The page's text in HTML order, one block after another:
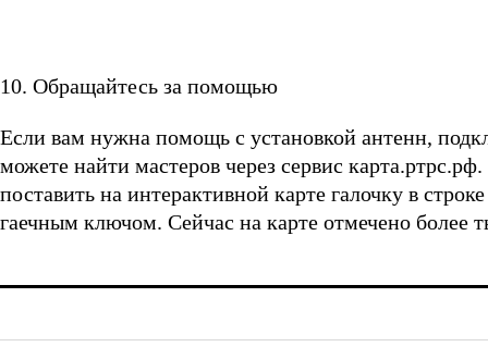
10. Обращайтесь за помощью
Если вам нужна помощь с установкой антенн,
можете найти мастеров через сервис
поставить на интерактивной карте галочку в
гаечным ключом. Сейчас на карте отмечено более